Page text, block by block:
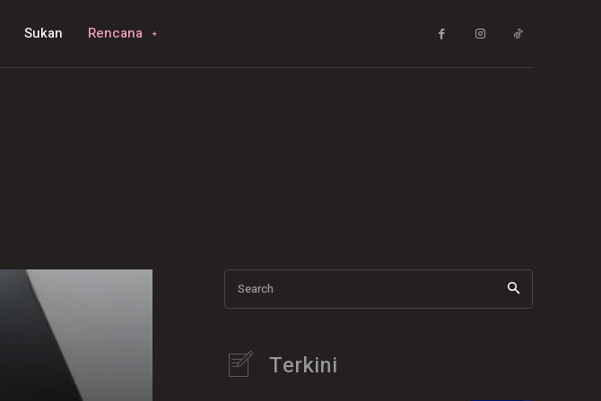
Sukan Rencana
Search
Terkini